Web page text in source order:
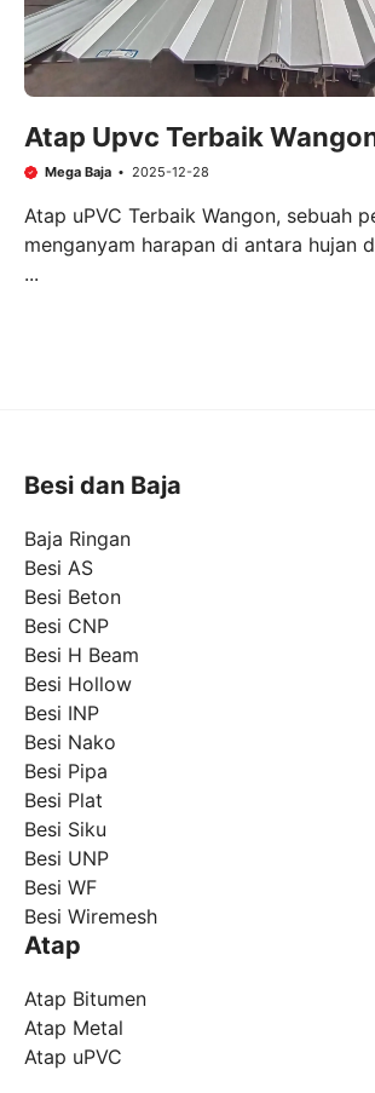
Atap Upvc Terbaik
Mega Baja 2025-12-28
Atap uPVC Terbaik Wangon, sebuah
menganyam harapan di antara hujan
...
Besi dan Baja
Baja Ringan
Besi AS
Besi Beton
Besi CNP
Besi H Beam
Besi Hollow
Besi INP
Besi Nako
Besi Pipa
Besi Plat
Besi Siku
Besi UNP
Besi WF
Besi Wiremesh
Atap
Atap Bitumen
Atap Metal
Atap uPVC